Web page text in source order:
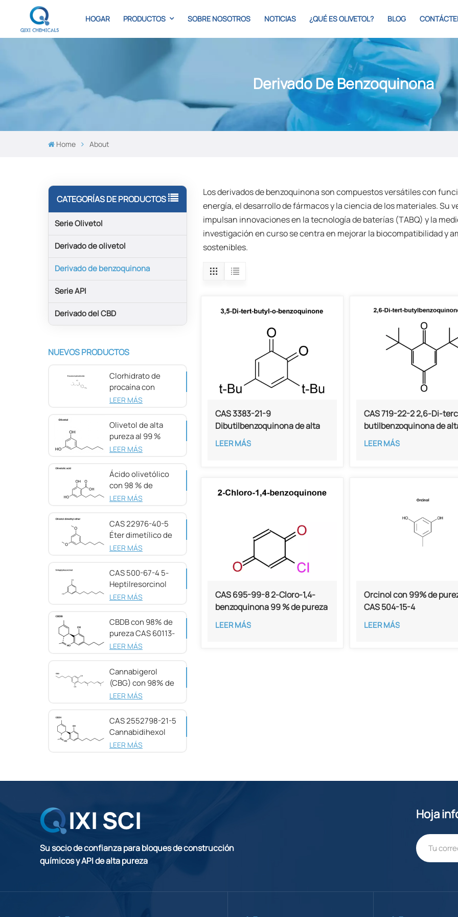
HOGAR PRODUCTOS SOBRE NOSOTROS NOTICIAS ¿QUÉ ES OLIVETOL? BLOG
Derivado De Benzoquinona
Home About
CATEGORÍAS DE PRODUCTOS
Serie Olivetol
Derivado de olivetol
Derivado de benzoquinona
Serie API
Derivado del CBD
NUEVOS PRODUCTOS
Clorhidrato de
procaína con
pureza del 98 %
LEER MÁS
Olivetol de alta
pureza al 99 %
CAS 500-66-3
LEER MÁS
Ácido olivetólico
con 98 % de
pureza CAS 491-
LEER MÁS
CAS 22976-40-5
Éter dimetílico de
olivetol, 98 %
LEER MÁS
CAS 500-67-4 5-
Heptilresorcinol
con 99 % de
LEER MÁS
CBDB con 98% de
pureza CAS 60113-
11-3
LEER MÁS
Cannabigerol
(CBG) con 98% de
pureza CAS
LEER MÁS
CAS 2552798-21-5
Cannabidihexol
(CBDH), 98%
LEER MÁS
Los derivados de benzoquinona son compuestos versátiles con
energía, el desarrollo de fármacos y la ciencia de los materiales.
impulsan innovaciones en la tecnología de baterías (TABQ) y la
investigación en curso se centra en mejorar la biocompatibilidad y
sostenibles.
CAS 3383-21-9
Dibutilbenzoquinona de alta
pureza al 99 %
LEER MÁS
CAS 719-22-2 2,6-Di-
butilbenzoquinona de
pureza al 99 %
LEER MÁS
CAS 695-99-8 2-Cloro-1,4-
benzoquinona 99 % de pureza
LEER MÁS
Orcinol con 99% de
CAS 504-15-4
LEER MÁS
Su socio de confianza para bloques de construcción
químicos y API de alta pureza
Hoja